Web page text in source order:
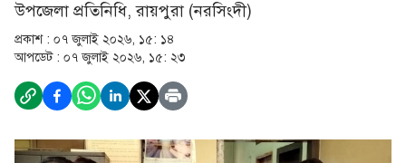
উপজেলা প্রতিনিধি, রায়পুরা (নরসিংদী)
প্রকাশ : ০৭ জুলাই ২০২৬, ১৫: ১৪
আপডেট : ০৭ জুলাই ২০২৬, ১৫: ২৩